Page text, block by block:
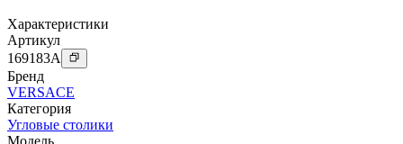
Характеристики
Артикул
169183A
Бренд
VERSACE
Категория
Угловые столики